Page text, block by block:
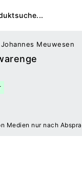
Meuwesen
Medien nur nach